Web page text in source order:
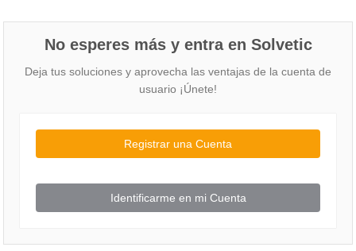
No esperes más y entra en Solvetic
Deja tus soluciones y aprovecha las ventajas de la cuenta de
usuario ¡Únete!
Registrar una Cuenta
Identificarme en mi Cuenta